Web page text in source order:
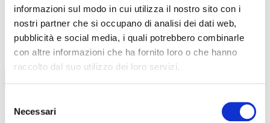
informazioni sul modo in cui utilizza il nostro sito con i
nostri partner che si occupano di analisi dei dati web,
pubblicità e social media, i quali potrebbero combinarle
con altre informazioni che ha fornito loro o che hanno
raccolto dal suo utilizzo dei loro servizi.
delNecessari
TUTTE LE CATEGORIE DEL MAGAZINE